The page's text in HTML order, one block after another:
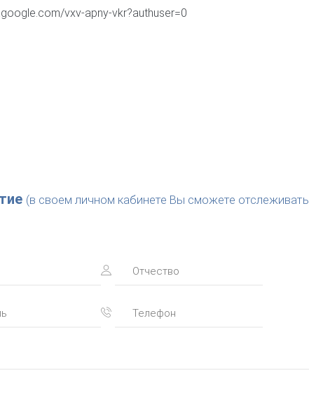
vxv-apny-vkr?authuser=0
(в своем личном кабинете Вы сможете отслеживать